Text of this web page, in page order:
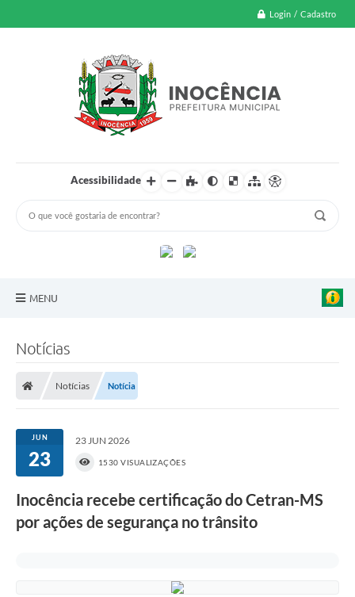
Login / Cadastro
Acessibilidade
MENU
Transparência Pública
Notícias
Legislação
Renuncia de Receita
Notícias
Notícias Notícia
JUN
23
23 JUN 2026
1530 VISUALIZAÇÕES
Inocência recebe certificação do Cetran-MS
por ações de segurança no trânsito